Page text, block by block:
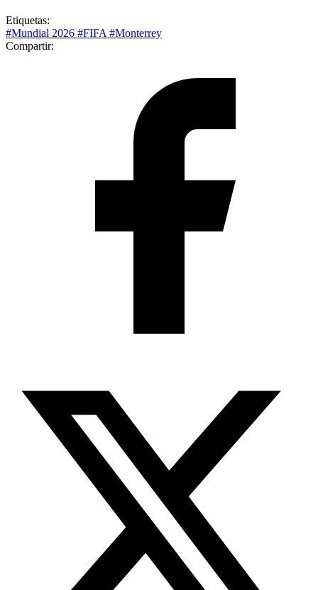
Etiquetas:
#Mundial 2026 #FIFA #Monterrey
Compartir: